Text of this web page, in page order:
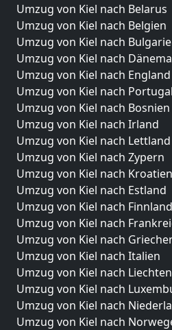
Umzug von Kiel nach Belarus
Umzug von Kiel nach Belgien
Umzug von Kiel nach
Umzug von Kiel nach
Umzug von Kiel nach England
Umzug von Kiel nach Portugal
Umzug von Kiel nach
Umzug von Kiel nach Irland
Umzug von Kiel nach Lettland
Umzug von Kiel nach Zypern
Umzug von Kiel nach Kroatien
Umzug von Kiel nach Estland
Umzug von Kiel nach Finnland
Umzug von Kiel nach
Umzug von Kiel nach
Umzug von Kiel nach Italien
Umzug von Kiel nach
Umzug von Kiel nach
Umzug von Kiel nach
Umzug von Kiel nach